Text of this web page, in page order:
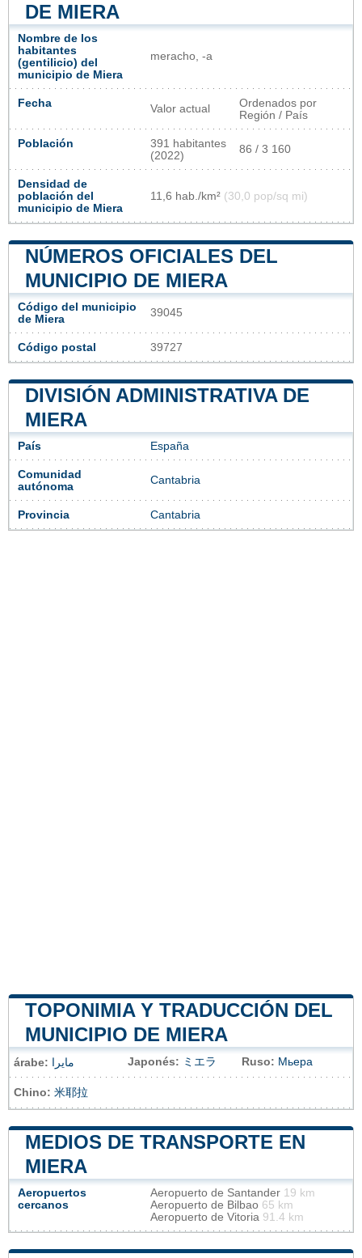
DE MIERA
Nombre de los
habitantes
(gentilicio) del
municipio de Miera
meracho, -a
Fecha Valor actual
Ordenados por
Región / País
Población
391 habitantes
(2022)
86 / 3 160
Densidad de
población del
municipio de Miera
11,6 hab./km² (30,0 pop/sq mi)
NÚMEROS OFICIALES DEL
MUNICIPIO DE MIERA
Código del municipio
de Miera
39045
Código postal 39727
DIVISIÓN ADMINISTRATIVA DE
MIERA
País España
Comunidad
autónoma
Cantabria
Provincia Cantabria
TOPONIMIA Y TRADUCCIÓN DEL
MUNICIPIO DE MIERA
árabe: مايرا Japonés: ミエラ Ruso: Мьера
Chino: 米耶拉
MEDIOS DE TRANSPORTE EN
MIERA
Aeropuertos
cercanos
Aeropuerto de Santander 19 km
Aeropuerto de Bilbao 65 km
Aeropuerto de Vitoria 91.4 km